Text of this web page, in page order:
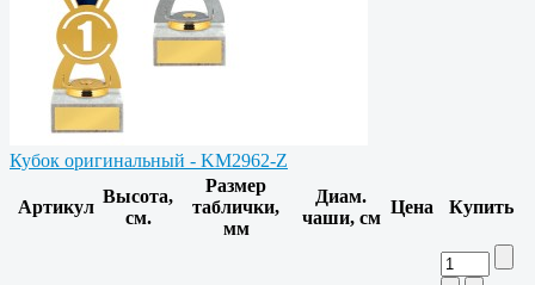
Кубок оригинальный - KM2962-Z
Артикул
Высота,
см.
Размер
таблички,
мм
Диам.
чаши, см
Цена Купить